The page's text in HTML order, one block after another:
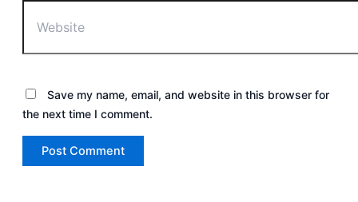
Save my name, email, and website in this browser for
the next time I comment.